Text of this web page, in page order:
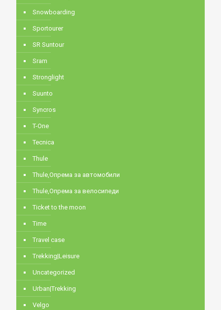
Snowboarding
Sportourer
SR Suntour
Sram
Stronglight
Suunto
Syncros
T-One
Tecnica
Thule
Thule,Опрема за автомобили
Thule,Опрема за велосипеди
Ticket to the moon
Time
Travel case
Trekking|Leisure
Uncategorized
Urban|Trekking
Velgo